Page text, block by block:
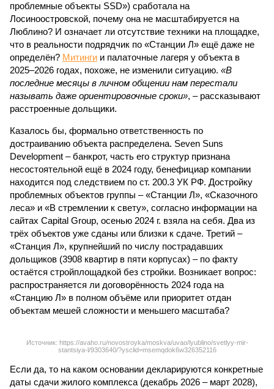
проблемные объекты SSD») сработала на
Лосиноостровской, почему она не масштабируется на
Люблино? И означает ли отсутствие техники на площадке,
что в реальности подрядчик по «Станции Л» ещё даже не
определён? Митинги и палаточные лагеря у объекта в
2025–2026 годах, похоже, не изменили ситуацию. «В
последние месяцы в личном общении нам перестали
называть даже ориентировочные сроки», – рассказывают
расстроенные дольщики.
Казалось бы, формально ответственность по
достраиванию объекта распределена. Seven Suns
Development – банкрот, часть его структур признана
несостоятельной ещё в 2024 году, бенефициар компании
находится под следствием по ст. 200.3 УК РФ. Достройку
проблемных объектов группы – «Станции Л», «Сказочного
леса» и «В стремлении к свету», согласно информации на
сайтах Capital Group, осенью 2024 г. взяла на себя. Два из
трёх объектов уже сданы или близки к сдаче. Третий –
«Станция Л», крупнейший по числу пострадавших
дольщиков (3908 квартир в пяти корпусах) – по факту
остаётся стройплощадкой без стройки. Возникает вопрос:
распространяется ли договорённость 2024 года на
«Станцию Л» в полном объёме или приоритет отдан
объектам мешей сложности и меньшего масштаба?
Источник: https://avaho.ru/novostroyka/moskva/uvao/lyublino/svetlyy-mir-
stantsiya-l/9303640/?ysclid=msemqdok6w326352116
Если да, то на каком основании декларируются конкретные
даты сдачи жилого комплекса (декабрь 2026 – март 2028),